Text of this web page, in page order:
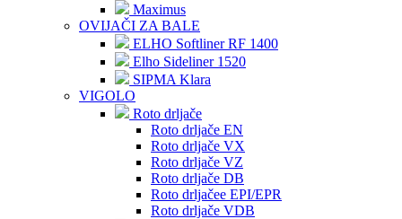
Maximus
OVIJAČI ZA BALE
ELHO Softliner RF 1400
Elho Sideliner 1520
SIPMA Klara
VIGOLO
Roto drljače
Roto drljače EN
Roto drljače VX
Roto drljače VZ
Roto drljače DB
Roto drljačee EPI/EPR
Roto drljače VDB